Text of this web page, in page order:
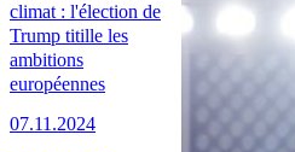
climat : l'élection de
Trump titille les
ambitions
européennes
07.11.2024